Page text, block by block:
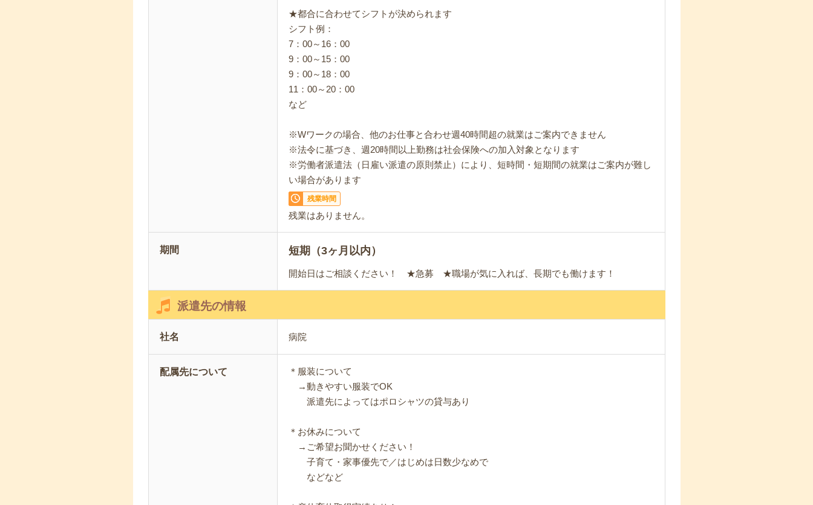
★都合に合わせてシフトが決められます
シフト例：
7：00～16：00
9：00～15：00
9：00～18：00
11：00～20：00
など
※Wワークの場合、他のお仕事と合わせ週40時間超の就業はご案内できません
※法令に基づき、週20時間以上勤務は社会保険への加入対象となります
※労働者派遣法（日雇い派遣の原則禁止）により、短時間・短期間の就業はご案内が難し
い場合があります
残業時間
残業はありません。
期間 短期（3ヶ月以内）
開始日はご相談ください！ ★急募 ★職場が気に入れば、長期でも働けます！
派遣先の情報
社名 病院
配属先について
＊服装について
→動きやすい服装でOK
派遣先によってはポロシャツの貸与あり
＊お休みについて
→ご希望お聞かせください！
子育て・家事優先で／はじめは日数少なめで
などなど